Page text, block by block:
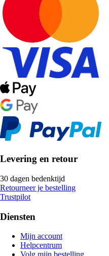
Levering en retour
30 dagen bedenktijd
Retourneer je bestelling
Trustpilot
Diensten
Mijn account
Helpcentrum